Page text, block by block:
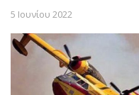
5 Ιουνίου 2022